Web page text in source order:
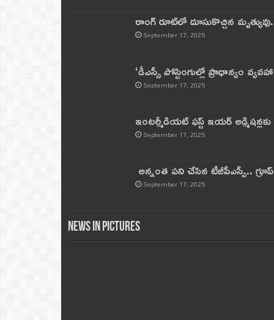
రాంగ్ రూట్‌లో దూసుకొచ్చిన
September 17, 2025
‘డీఎస్సీ పోస్టింగుల్లో ప్రాధాన్యం
September 17, 2025
ఇంటర్మీడియట్ ఫస్ట్‌ ఇయర్‌
September 17, 2025
అన్నంత పని చేసిన టీజీపీఎస్సీ..
September 17, 2025
News in Pictures